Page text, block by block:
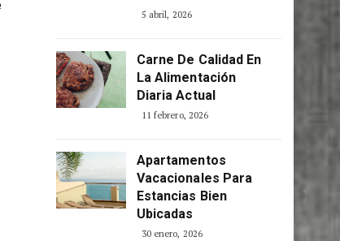
Informada Y
Carne De Calidad En
La Alimentación
Apartamentos
Vacacionales Para
Estancias Bien